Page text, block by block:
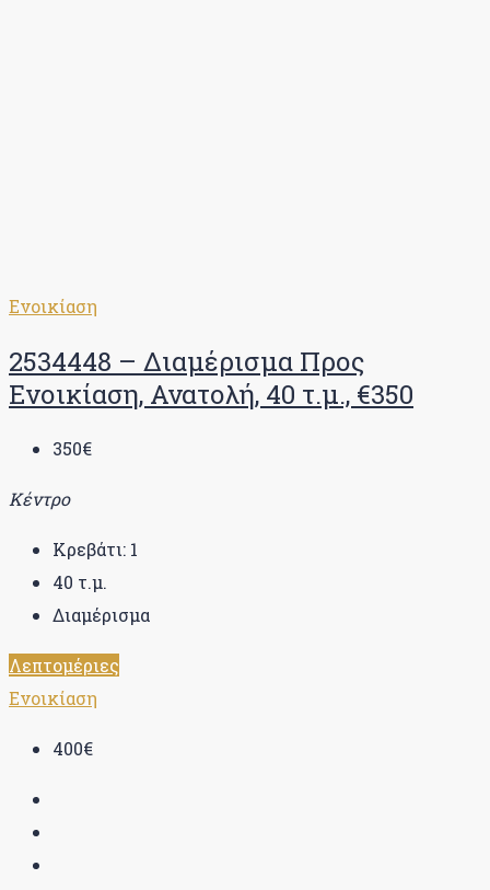
Ενοικίαση
2534448 – Διαμέρισμα Προς
Ενοικίαση, Ανατολή, 40 τ.μ., €350
350€
Κέντρο
Κρεβάτι: 1
40 τ.μ.
Διαμέρισμα
Λεπτομέριες
Ενοικίαση
400€